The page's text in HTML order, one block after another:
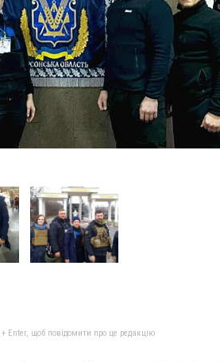
Enter, щоб повідомити про це редакцію